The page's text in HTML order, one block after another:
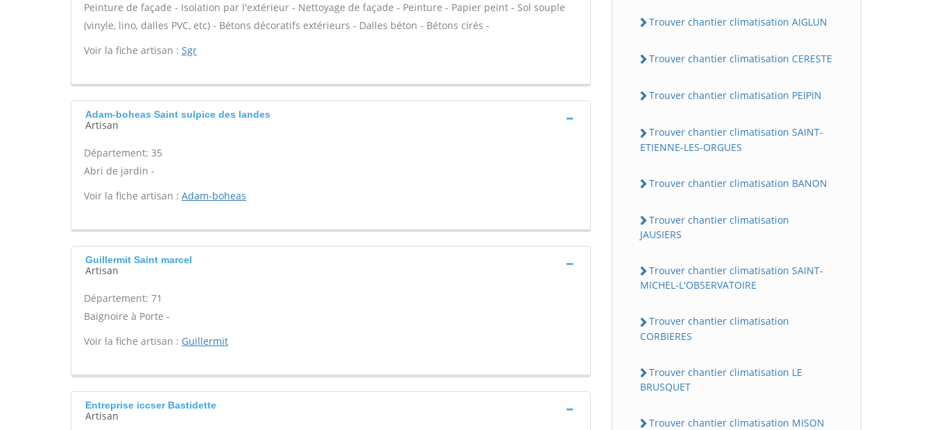
Peinture de façade - Isolation par l'extérieur - Nettoyage de façade - Peinture - Papier peint - Sol souple
(vinyle, lino, dalles PVC, etc) - Bétons décoratifs extérieurs - Dalles béton - Bétons cirés -
Voir la fiche artisan : Sgr
Adam-boheas Saint sulpice des landes
Artisan
Département: 35
Abri de jardin -
Voir la fiche artisan : Adam-boheas
Guillermit Saint marcel
Artisan
Département: 71
Baignoire à Porte -
Voir la fiche artisan : Guillermit
Entreprise iccser Bastidette
Artisan
Trouver chantier climatisation AIGLUN
Trouver chantier climatisation CERESTE
Trouver chantier climatisation PEIPIN
Trouver chantier climatisation SAINT-
ETIENNE-LES-ORGUES
Trouver chantier climatisation BANON
Trouver chantier climatisation
JAUSIERS
Trouver chantier climatisation SAINT-
MICHEL-L'OBSERVATOIRE
Trouver chantier climatisation
CORBIERES
Trouver chantier climatisation LE
BRUSQUET
Trouver chantier climatisation MISON